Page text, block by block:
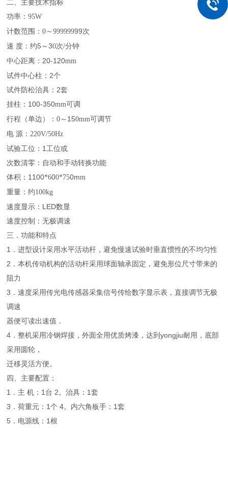
二、主要技术指标
功率：95W
计数范围：0 ～99999999次
速 度：约5～30次/分钟
中心距离：20-120mm
试件中心柱：2个
试件防松治具：2套
挂柱：100-350mm可调
行程（单边）：0 ～150mm可调节
电 源： 220V/50Hz
试验工位：1工位或
次数清零：自动和手动转换功能
体积：1100*600*750mm
重量：约100kg
速度显示：LED数显
速度控制：无极调速
三．功能和特点
1．进型设计采用水平活动杆，避免慢速试验时垂直惯性的不均匀性
2．本机传动机构的活动杆采用球面轴承固定，避免形位尺寸带来的
阻力
3．速度采用传光电传感器采集信号传给数字显示表，直接调节无极
调速
器便可读出速值．
4．整机采用冷钢焊接，外面全用优质烤漆，达到yongjiu耐用，底部
采用圆轮，
迁移灵活方便。
四、主要配置：
1．主 机：1台 2。治具：1套
3．荷重元：1个 4。内六角板手：1套
5．电源线：1根